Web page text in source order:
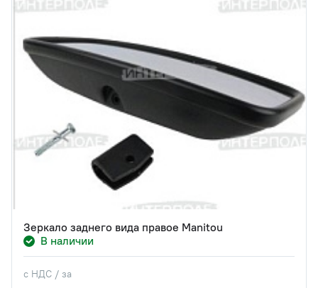
Зеркало заднего вида правое Manitou
В наличии
с НДС / за